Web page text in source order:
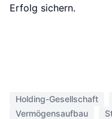
Erfolg sichern.
Holding-Gesellschaft
Vermögensaufbau